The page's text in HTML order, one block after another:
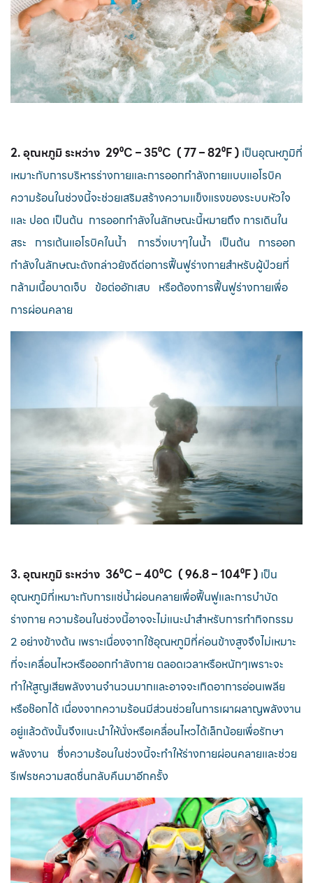
2. อุณหภูมิ ระหว่าง 29⁰C – 35⁰C ( 77 – 82⁰F ) เป็นอุณหภูมิที่
เหมาะกับการบริหารร่างกายและการออกกำลังกายแบบแอโรบิค
ความร้อนในช่วงนี้จะช่วยเสริมสร้างความแข็งแรงของระบบหัวใจ
และ ปอด เป็นต้น การออกกำลังในลักษณะนี้หมายถึง การเดินใน
สระ การเต้นแอโรบิคในน้ำ การวิ่งเบาๆในน้ำ เป็นต้น การออก
กำลังในลักษณะดังกล่าวยังดีต่อการฟื้นฟูร่างกายสำหรับผู้ป่วยที่
กล้ามเนื้อบาดเจ็บ ข้อต่ออักเสบ หรือต้องการฟื้นฟูร่างกายเพื่อ
การผ่อนคลาย
3. อุณหภูมิ ระหว่าง 36⁰C – 40⁰C ( 96.8 – 104⁰F ) เป็น
อุณหภูมิที่เหมาะกับการแช่น้ำผ่อนคลายเพื่อฟื้นฟูและการบำบัด
ร่างกาย ความร้อนในช่วงนี้อาจจะไม่แนะนำสำหรับการทำกิจกรรม
2 อย่างข้างต้น เพราะเนื่องจากใช้อุณหภูมิที่ค่อนข้างสูงจึงไม่เหมาะ
ที่จะเคลื่อนไหวหรือออกกำลังกาย ตลอดเวลาหรือหนักๆเพราะจะ
ทำให้สูญเสียพลังงานจำนวนมากและอาจจะเกิดอาการอ่อนเพลีย
หรือช๊อกได้ เนื่องจากความร้อนมีส่วนช่วยในการเผาผลาญพลังงาน
อยู่แล้วดังนั้นจึงแนะนำให้นั่งหรือเคลื่อนไหวได้เล็กน้อยเพื่อรักษา
พลังงาน ซึ่งความร้อนในช่วงนี้จะทำให้ร่างกายผ่อนคลายและช่วย
รีเฟรชความสดชื่นกลับคืนมาอีกครั้ง